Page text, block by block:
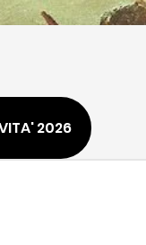
2026